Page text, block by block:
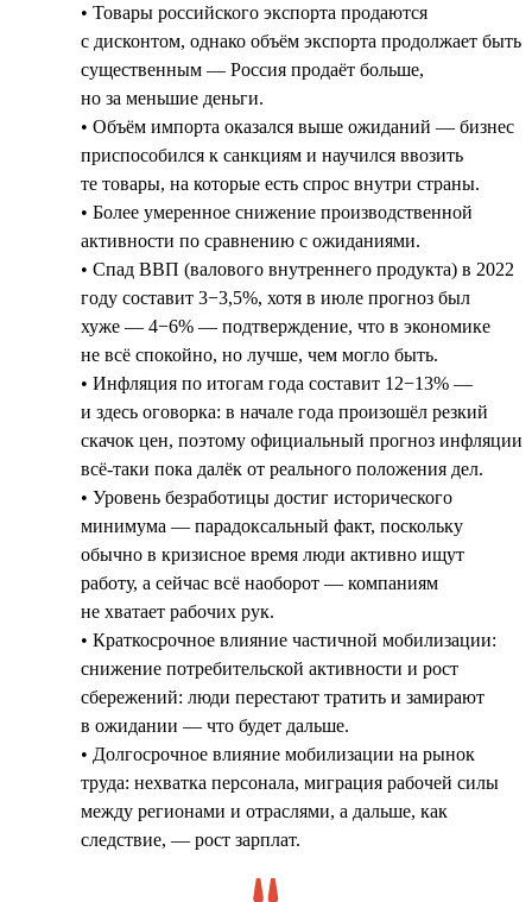
• Товары российского экспорта продаются
с дисконтом, однако объём экспорта продолжает быть
существенным — Россия продаёт больше,
но за меньшие деньги.
• Объём импорта оказался выше ожиданий — бизнес
приспособился к санкциям и научился ввозить
те товары, на которые есть спрос внутри страны.
• Более умеренное снижение производственной
активности по сравнению с ожиданиями.
• Спад ВВП (валового внутреннего продукта) в 2022
году составит 3−3,5%, хотя в июле прогноз был
хуже — 4−6% — подтверждение, что в экономике
не всё спокойно, но лучше, чем могло быть.
• Инфляция по итогам года составит 12−13% —
и здесь оговорка: в начале года произошёл резкий
скачок цен, поэтому официальный прогноз инфляции
всё-таки пока далёк от реального положения дел.
• Уровень безработицы достиг исторического
минимума — парадоксальный факт, поскольку
обычно в кризисное время люди активно ищут
работу, а сейчас всё наоборот — компаниям
не хватает рабочих рук.
• Краткосрочное влияние частичной мобилизации:
снижение потребительской активности и рост
сбережений: люди перестают тратить и замирают
в ожидании — что будет дальше.
• Долгосрочное влияние мобилизации на рынок
труда: нехватка персонала, миграция рабочей силы
между регионами и отраслями, а дальше, как
следствие, — рост зарплат.